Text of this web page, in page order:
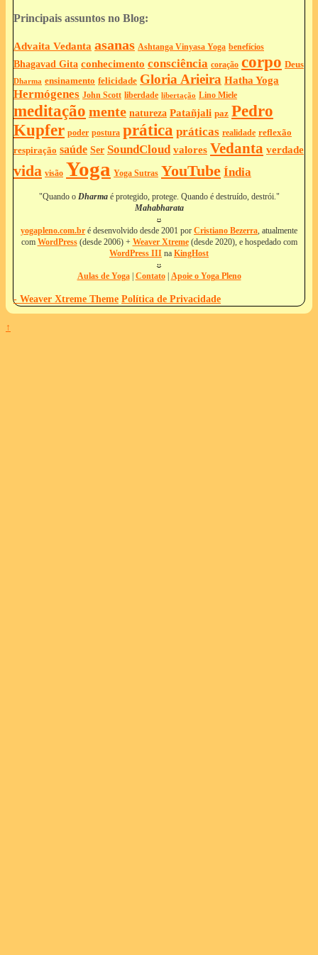
Principais assuntos no Blog:
Advaita Vedanta asanas Ashtanga Vinyasa Yoga benefícios
Bhagavad Gita conhecimento consciência coração corpo Deus
Dharma ensinamento felicidade Gloria Arieira Hatha Yoga
Hermógenes John Scott liberdade libertação Lino Miele
meditação mente natureza Patañjali paz Pedro
Kupfer poder postura prática práticas realidade reflexão
respiração saúde Ser SoundCloud valores Vedanta verdade
vida visão Yoga Yoga Sutras YouTube Índia
"Quando o Dharmaé protegido, protege. Quando é destruído, destrói."
Mahabharata
yogapleno.com.br é desenvolvido desde 2001 por Cristiano Bezerra, atualmente
com WordPress(desde 2006) + Weaver Xtreme(desde 2020), e hospedado com
WordPress III na KingHost
Aulas de Yoga| Contato| Apoie o Yoga Pleno
- Weaver Xtreme Theme Política de Privacidade
↑